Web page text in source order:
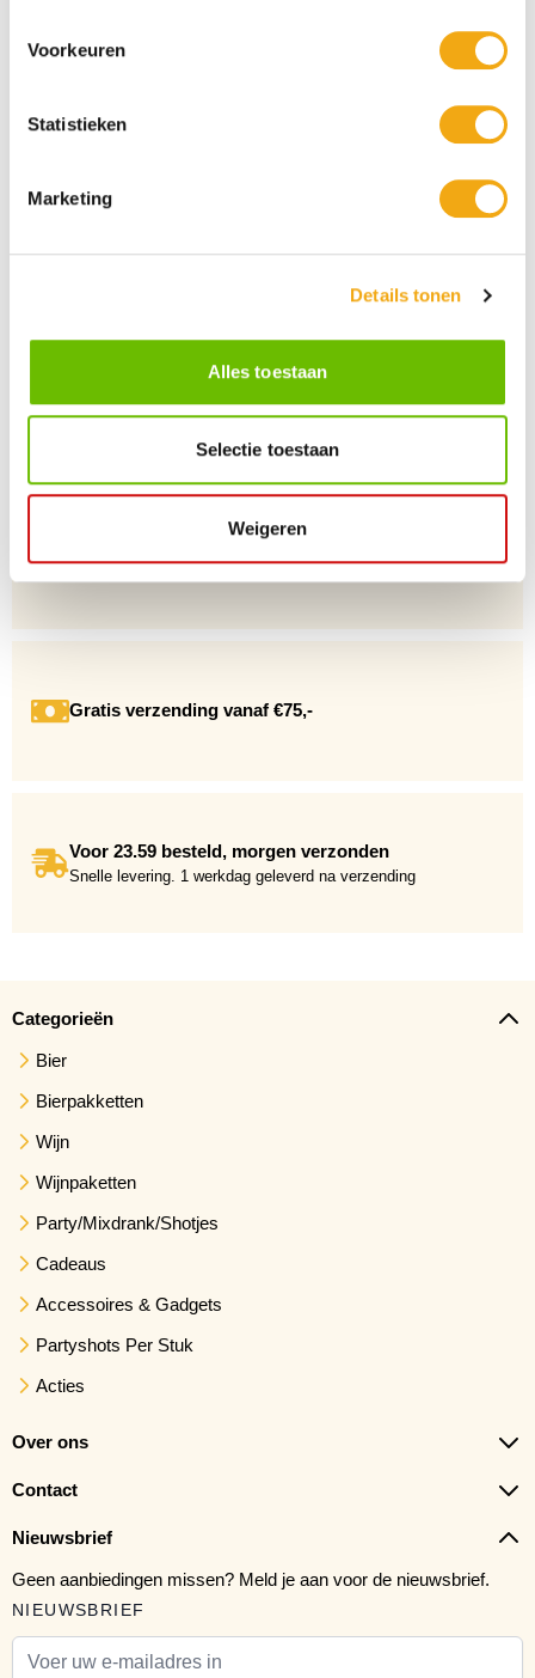
Voorkeuren
Statistieken
Marketing
Details tonen
Alles toestaan
Selectie toestaan
Weigeren
Persoonlijke klantenservice
Maandag t/m vrijdag van 09.00 tot 16.00 staat onze
Gratis verzending vanaf €75,-
Voor 23.59 besteld, morgen verzonden
Snelle levering. 1 werkdag geleverd na verzending
Categorieën
Bier
Bierpakketten
Wijn
Wijnpaketten
Party/Mixdrank/Shotjes
Cadeaus
Accessoires & Gadgets
Partyshots Per Stuk
Acties
Over ons
Contact
Nieuwsbrief
Geen aanbiedingen missen? Meld je aan voor de nieuwsbrief.
NIEUWSBRIEF